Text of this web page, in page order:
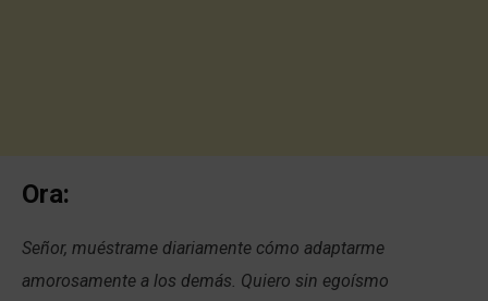
Ora:
Señor, muéstrame diariamente cómo adaptarme
amorosamente a los demás. Quiero sin egoísmo